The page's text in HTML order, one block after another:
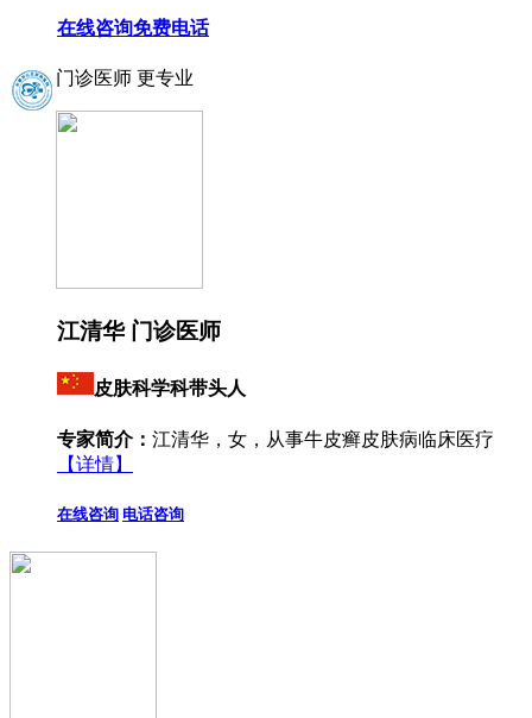
在线咨询免费电话
门诊医师 更专业
江清华 门诊医师
皮肤科学科带头人
专家简介： 江清华，女，从事牛皮癣皮肤病临床医疗
【详情】
在线咨询 电话咨询